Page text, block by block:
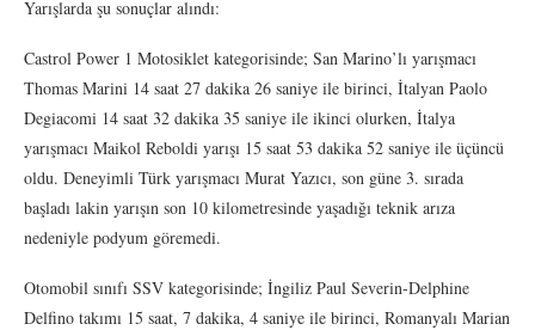
Yarışlarda şu sonuçlar alındı:
Castrol Power 1 Motosiklet kategorisinde; San Marino’lı yarışmacı
Thomas Marini 14 saat 27 dakika 26 saniye ile birinci, İtalyan Paolo
Degiacomi 14 saat 32 dakika 35 saniye ile ikinci olurken, İtalya
yarışmacı Maikol Reboldi yarışı 15 saat 53 dakika 52 saniye ile üçüncü
oldu. Deneyimli Türk yarışmacı Murat Yazıcı, son güne 3. sırada
başladı lakin yarışın son 10 kilometresinde yaşadığı teknik arıza
nedeniyle podyum göremedi.
Otomobil sınıfı SSV kategorisinde; İngiliz Paul Severin-Delphine
Delfino takımı 15 saat, 7 dakika, 4 saniye ile birinci, Romanyalı Marian